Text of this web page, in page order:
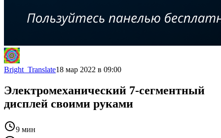
Bright_Translate18 мар 2022 в 09:00
Электромеханический 7-сегментный
дисплей своими руками
9 мин